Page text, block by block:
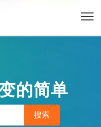
的简单